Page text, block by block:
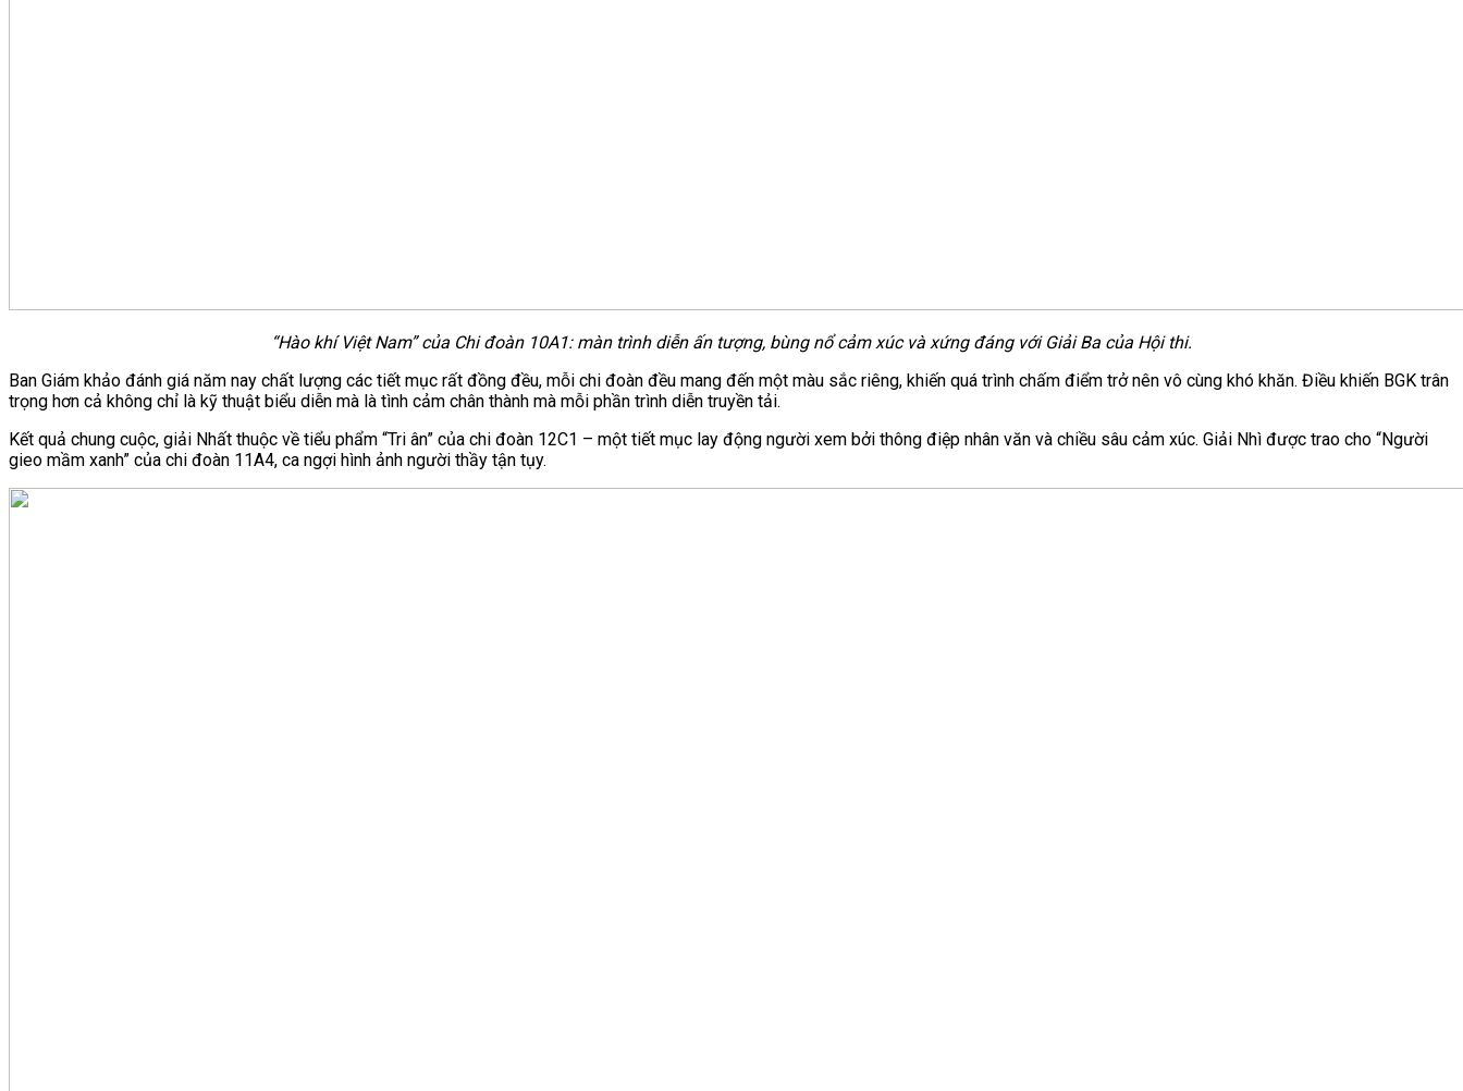
“Hào khí Việt Nam” của Chi đoàn 10A1: màn trình diễn ấn tượng, bùng nổ cảm xúc và xứng đáng với Giải Ba của Hội thi.
Ban Giám khảo đánh giá năm nay chất lượng các tiết mục rất đồng đều, mỗi chi đoàn đều mang đến một màu sắc riêng, khiến quá trình chấm điểm trở nên vô cùng khó khăn. Điều khiến BGK trân
trọng hơn cả không chỉ là kỹ thuật biểu diễn mà là tình cảm chân thành mà mỗi phần trình diễn truyền tải.
Kết quả chung cuộc, giải Nhất thuộc về tiểu phẩm “Tri ân” của chi đoàn 12C1 – một tiết mục lay động người xem bởi thông điệp nhân văn và chiều sâu cảm xúc. Giải Nhì được trao cho “Người
gieo mầm xanh” của chi đoàn 11A4, ca ngợi hình ảnh người thầy tận tụy.